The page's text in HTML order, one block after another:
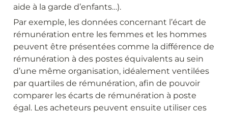
aide à la garde d’enfants…).
Par exemple, les données concernant l’écart de
rémunération entre les femmes et les hommes
peuvent être présentées comme la différence de
rémunération à des postes équivalents au sein
d’une même organisation, idéalement ventilées
par quartiles de rémunération, afin de pouvoir
comparer les écarts de rémunération à poste
égal. Les acheteurs peuvent ensuite utiliser ces